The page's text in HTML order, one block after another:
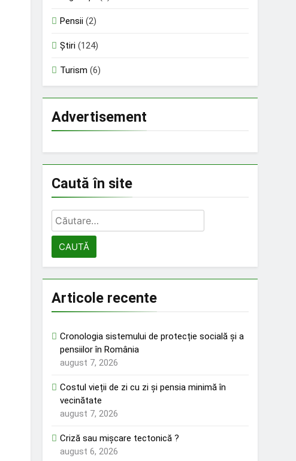
Pensii (2)
Știri (124)
Turism (6)
Advertisement
Caută în site
Caută
după:
Articole recente
Cronologia sistemului de protecție socială și a
pensiilor în România
august 7, 2026
Costul vieții de zi cu zi și pensia minimă în
vecinătate
august 7, 2026
Criză sau mișcare tectonică ?
august 6, 2026